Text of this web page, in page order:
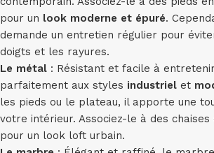
pour un look moderne et épuré.
demande un entretien régulier pour
doigts et les rayures.
Le métal : Résistant et facile à
parfaitement aux styles industriel et
les pieds ou le plateau, il apporte une
votre intérieur. Associez-le à des
pour un look loft urbain.